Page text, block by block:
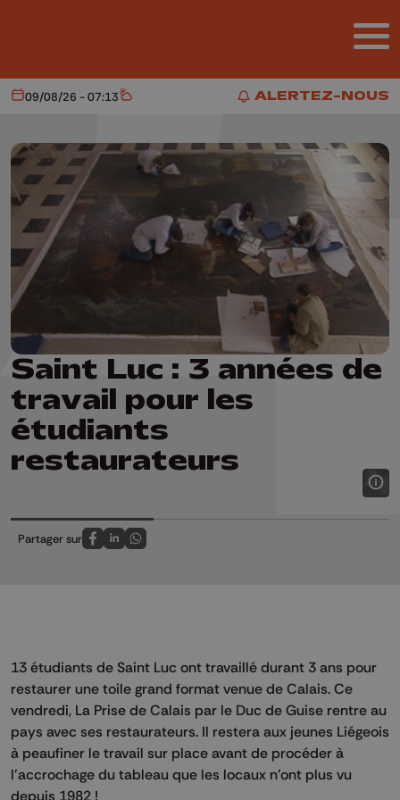
ALERTEZ-NOUS
ALERTEZ-NOUS
Aujourd'hui
09/08/26 - 07:13 Météo
Saint Luc : 3 années de
travail pour les
étudiants
restaurateurs
Partager sur
Partagez sur FaceBook
Partagez sur LinkedIn
Partagez sur Whatsapp
13 étudiants de Saint Luc ont travaillé durant 3 ans pour
restaurer une toile grand format venue de Calais. Ce
vendredi, La Prise de Calais par le Duc de Guise rentre au
pays avec ses restaurateurs. Il restera aux jeunes Liégeois
à peaufiner le travail sur place avant de procéder à
l'accrochage du tableau que les locaux n'ont plus vu
depuis 1982 !